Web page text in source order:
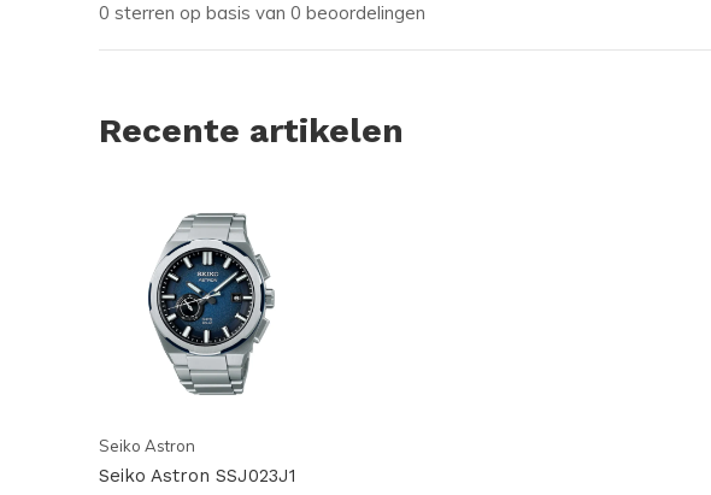
0 sterren op basis van 0 beoordelingen
Recente artikelen
Seiko Astron
Seiko Astron SSJ023J1